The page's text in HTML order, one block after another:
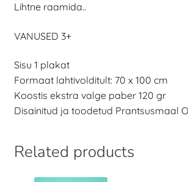
Lihtne raamida..
VANUSED 3+
Sisu 1 plakat
Formaat lahtivolditult: 70 x 100 cm
Koostis ekstra valge paber 120 gr
Disainitud ja toodetud Prantsusmaal
Related products